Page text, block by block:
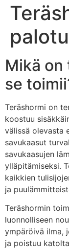
Mikä on
se
Teräshormi on
koostuu
välissä olevasta
savukaasut
savukaasujen
ylläpitämiseksi.
kaikkien
ja
Teräshormin
luonnolliseen
ympäröivä ilma,
ja poistuu